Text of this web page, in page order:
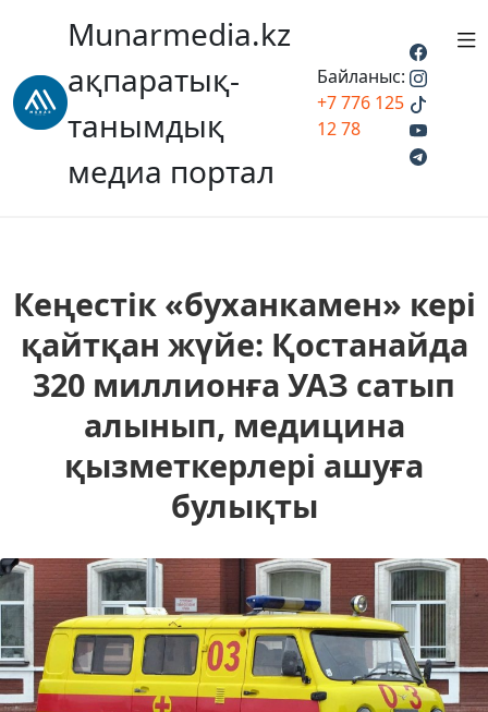
Munarmedia.kz
ақпаратық-
танымдық
медиа портал
Байланыс:
+7 776 125
12 78
Кеңестік «буханкамен» кері
қайтқан жүйе: Қостанайда
320 миллионға УАЗ сатып
алынып, медицина
қызметкерлері ашуға
булықты